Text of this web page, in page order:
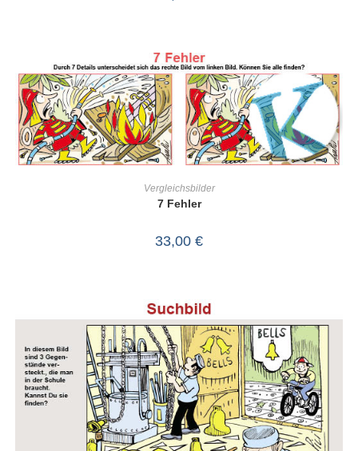
Vergleichsbilder
7 Fehler
33,00 €